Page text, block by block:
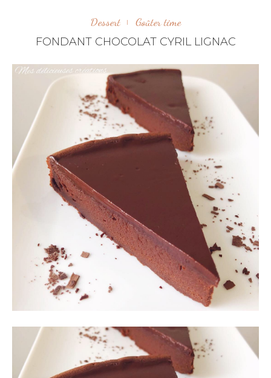
Dessert
Goûter time
FONDANT CHOCOLAT CYRIL LIGNAC